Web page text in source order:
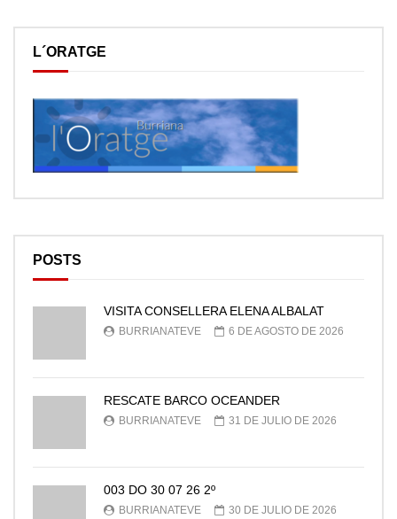
L´ORATGE
POSTS
VISITA CONSELLERA ELENA ALBALAT
BURRIANATEVE 6 DE AGOSTO DE 2026
RESCATE BARCO OCEANDER
BURRIANATEVE 31 DE JULIO DE 2026
003 DO 30 07 26 2º
BURRIANATEVE 30 DE JULIO DE 2026